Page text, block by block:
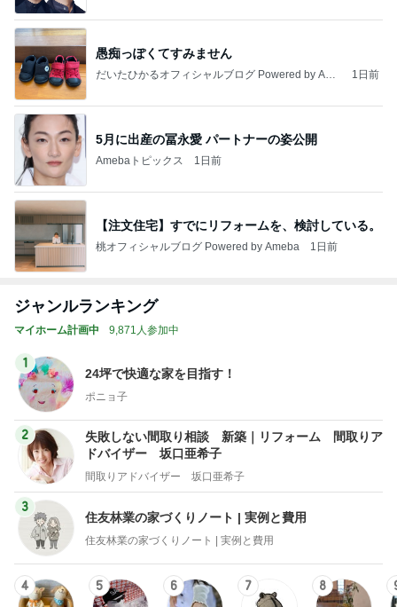
愚痴っぽくてすみません
だいたひかるオフィシャルブログ Powered by Ame
1日前
5月に出産の冨永愛 パートナーの姿公開
Amebaトピックス 1日前
【注文住宅】すでにリフォームを、検討している。
桃オフィシャルブログ Powered by Ameba 1日前
ジャンルランキング
マイホーム計画中 9,871人参加中
1
24坪で快適な家を目指す！
ポニョ子
2
失敗しない間取り相談 新築｜リフォーム 間取りア
ドバイザー 坂口亜希子
間取りアドバイザー 坂口亜希子
3
住友林業の家づくりノート | 実例と費用
住友林業の家づくりノート | 実例と費用
4 5 6 7 8